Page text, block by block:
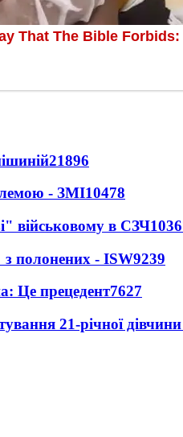
21896
- ЗМІ10478
військовому в СЗЧ
полонених - ISW9239
Це прецедент7627
21-річної дівчини